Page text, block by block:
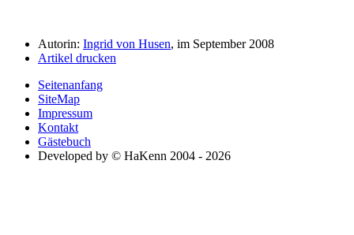
Autorin: Ingrid von Husen, im September 2008
Artikel drucken
Seitenanfang
SiteMap
Impressum
Kontakt
Gästebuch
Developed by © HaKenn 2004 - 2026